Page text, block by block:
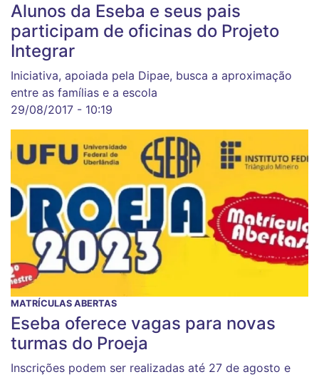
Alunos da Eseba e seus pais
participam de oficinas do Projeto
Integrar
Iniciativa, apoiada pela Dipae, busca a aproximação
entre as famílias e a escola
29/08/2017 - 10:19
MATRÍCULAS ABERTAS
Eseba oferece vagas para novas
turmas do Proeja
Inscrições podem ser realizadas até 27 de agosto e